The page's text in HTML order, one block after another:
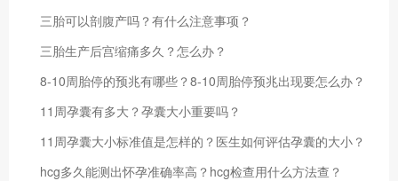
三胎可以剖腹产吗？有什么注意事项？
三胎生产后宫缩痛多久？怎么办？
8-10周胎停的预兆有哪些？8-10周胎停预兆出现要怎么办？
11周孕囊有多大？孕囊大小重要吗？
11周孕囊大小标准值是怎样的？医生如何评估孕囊的大小？
hcg多久能测出怀孕准确率高？hcg检查用什么方法查？